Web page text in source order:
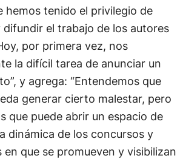
hemos tenido el privilegio de
difundir el trabajo de los autores
por primera vez, nos
la difícil tarea de anunciar un
y agrega: “Entendemos que
generar cierto malestar, pero
que puede abrir un espacio de
dinámica de los concursos y
en que se promueven y visibilizan